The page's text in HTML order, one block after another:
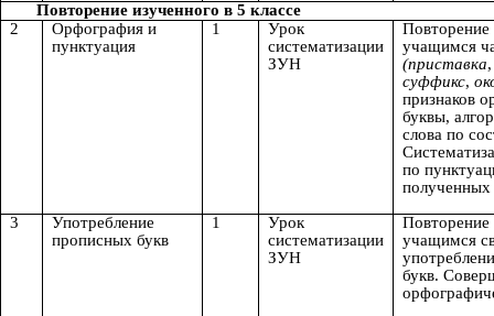
Повторение изученного в 5 классе
2
Орфография и
пунктуация
1
Урок
систематизации
ЗУН
Повторение
учащимся
(приставка
суффикс,
признаков
буквы,
слова по
по
полученных
3
Употребление
прописных букв
1
Урок
систематизации
ЗУН
Повторение
учащимся
букв.